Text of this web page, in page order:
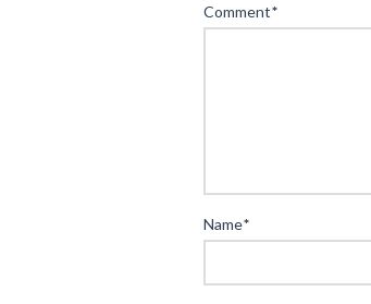
digitalen
Lösungen
Comment*
Name*